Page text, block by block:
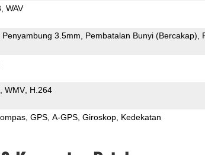
WAV
Penyambung 3.5mm Pembatalan Bunyi (Bercakap)
WMV H.264
GPS A-GPS Giroskop Kedekatan